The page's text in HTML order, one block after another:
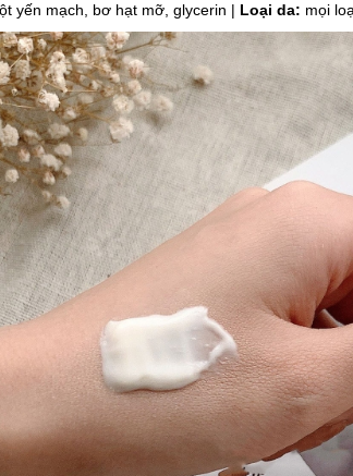
yến mạch, bơ hạt mỡ, glycerin | Loại da: mọi